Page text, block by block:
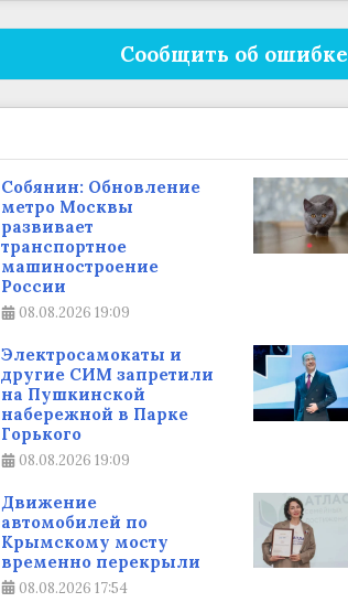
Сообщить об ошибке
Собянин: Обновление
метро Москвы
развивает
транспортное
машиностроение
России
08.08.2026 19:09
Электросамокаты и
другие СИМ запретили
на Пушкинской
набережной в Парке
Горького
08.08.2026 19:09
Движение
автомобилей по
Крымскому мосту
временно перекрыли
08.08.2026 17:54